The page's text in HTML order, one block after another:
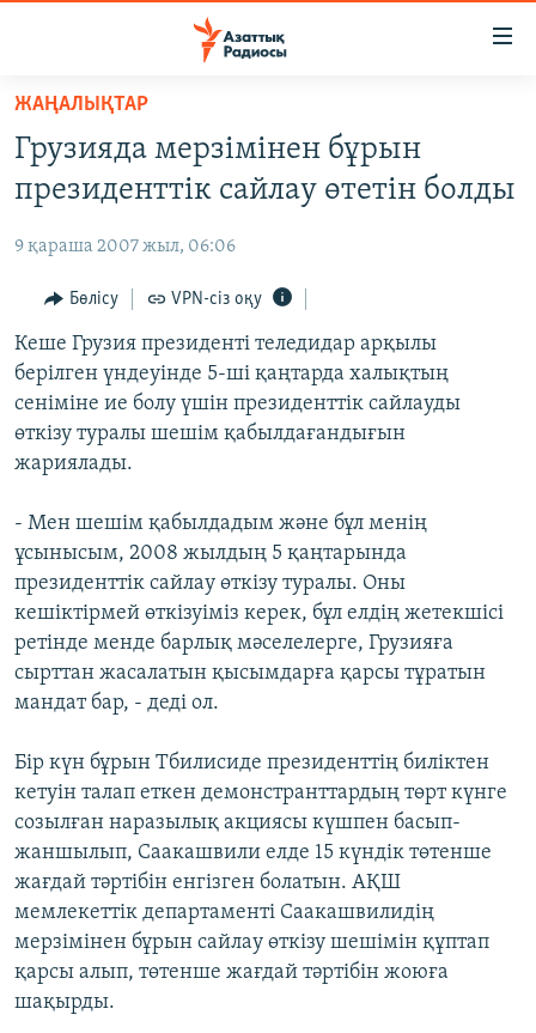
Skip
main
content
Skip
to
Navigation
Skip
to
Search
САЯСАТ
AZATTYQTV
ҚАҢТАР ОҚИҒАСЫ
АДАМ ҚҰҚЫҚТАРЫ
ӘЛЕУМЕТ
ӘЛЕМ
АРНАЙЫ ЖОБАЛАР
ЖАЗЫЛЫҢЫЗ
Басқа тілдерде
ЖАҢАЛЫҚТАР
Грузияда мерзімінен бұрын
президенттік сайлау өтетін болды
9 қараша 2007 жыл, 06:06
Бөлісу VPN-сіз оқу
Кеше Грузия президенті теледидар арқылы
берілген үндеуінде 5-ші қаңтарда халықтың
сеніміне ие болу үшін президенттік сайлауды
өткізу туралы шешім қабылдағандығын
жариялады.
- Мен шешім қабылдадым және бұл менің
ұсынысым, 2008 жылдың 5 қаңтарында
президенттік сайлау өткізу туралы. Оны
кешіктірмей өткізуіміз керек, бұл елдің жетекшісі
ретінде менде барлық мәселелерге, Грузияға
сырттан жасалатын қысымдарға қарсы тұратын
мандат бар, - деді ол.
Бір күн бұрын Тбилисиде президенттің биліктен
кетуін талап еткен демонстранттардың төрт күнге
созылған наразылық акциясы күшпен басып-
жаншылып, Саакашвили елде 15 күндік төтенше
жағдай тәртібін енгізген болатын. АҚШ
мемлекеттік департаменті Саакашвилидің
мерзімінен бұрын сайлау өткізу шешімін құптап
қарсы алып, төтенше жағдай тәртібін жоюға
шақырды.